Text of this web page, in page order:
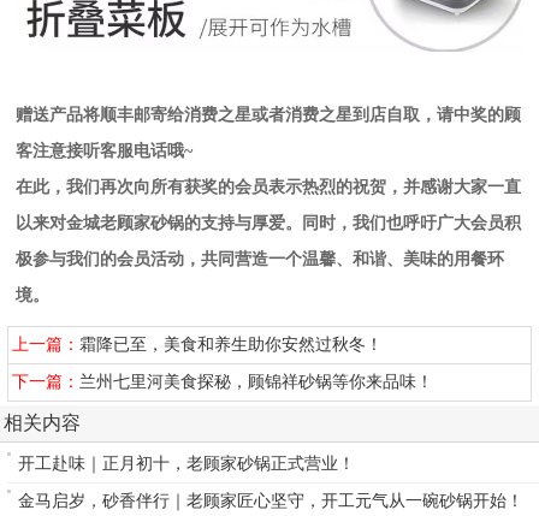
赠送产品将顺丰邮寄给消费之星或者消费之星到店自取，请中奖的顾
客注意接听客服电话哦~
在此，我们再次向所有获奖的会员表示热烈的祝贺，并感谢大家一直
以来对金城老顾家砂锅的支持与厚爱。同时，我们也呼吁广大会员积
极参与我们的会员活动，共同营造一个温馨、和谐、美味的用餐环
境。
上一篇： 霜降已至，美食和养生助你安然过秋冬！
下一篇： 兰州七里河美食探秘，顾锦祥砂锅等你来品味！
相关内容
开工赴味｜正月初十，老顾家砂锅正式营业！
金马启岁，砂香伴行｜老顾家匠心坚守，开工元气从一碗砂锅开始！